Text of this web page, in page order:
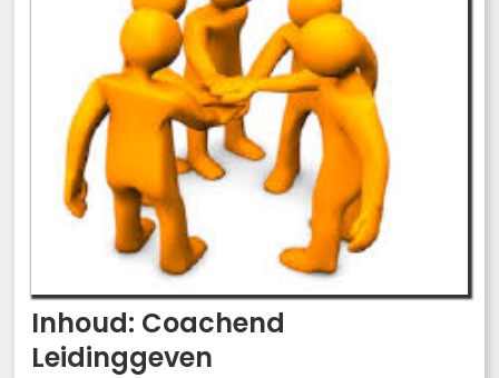
Inhoud: Coachend
Leidinggeven